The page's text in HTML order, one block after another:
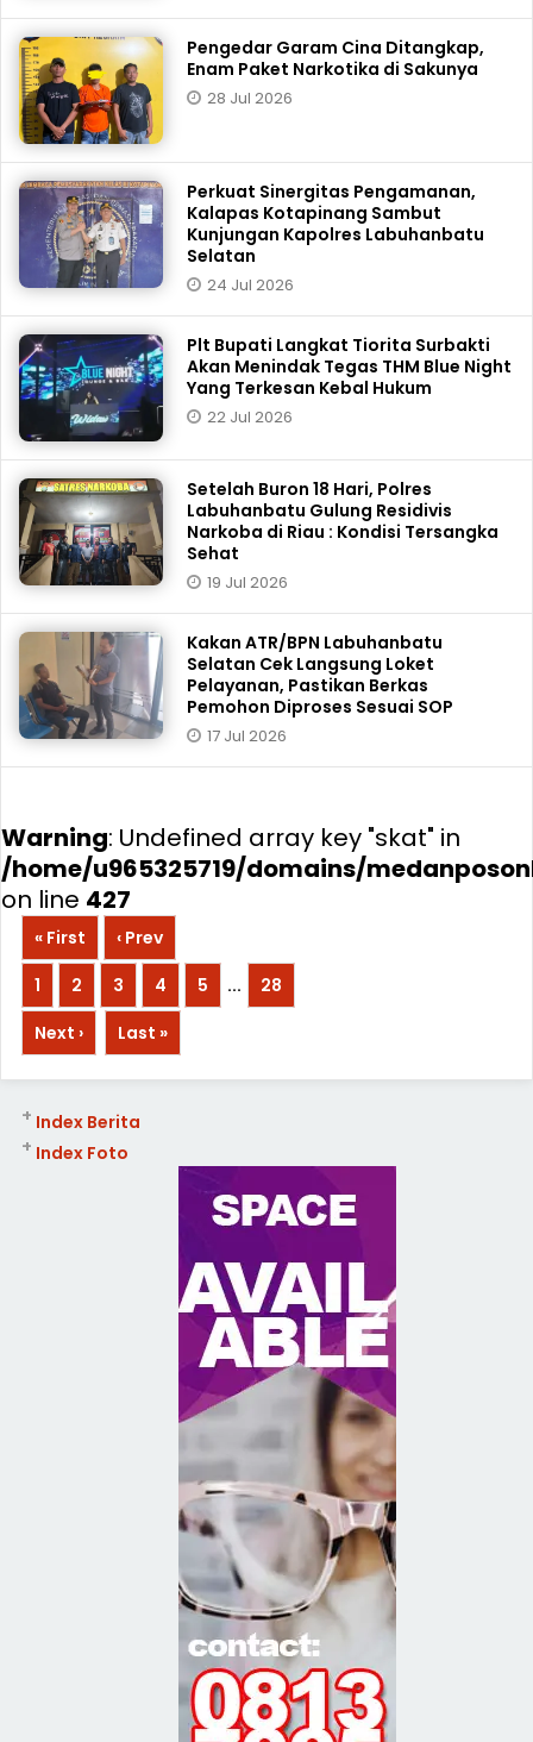
Pengedar Garam Cina Ditangkap,
Enam Paket Narkotika di Sakunya
28 Jul 2026
Perkuat Sinergitas Pengamanan,
Kalapas Kotapinang Sambut
Kunjungan Kapolres Labuhanbatu
Selatan
24 Jul 2026
Plt Bupati Langkat Tiorita Surbakti
Akan Menindak Tegas THM Blue Night
Yang Terkesan Kebal Hukum
22 Jul 2026
Setelah Buron 18 Hari, Polres
Labuhanbatu Gulung Residivis
Narkoba di Riau : Kondisi Tersangka
Sehat
19 Jul 2026
Kakan ATR/BPN Labuhanbatu
Selatan Cek Langsung Loket
Pelayanan, Pastikan Berkas
Pemohon Diproses Sesuai SOP
17 Jul 2026
Warning: Undefined array key "skat" in
/home/u965325719/domains/
on line 427
« First
‹ Prev
1
2 3 4 5 ...
28
Next ›
Last »
Index Berita
+
Index Foto
+